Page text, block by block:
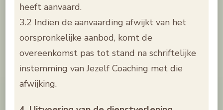
heeft aanvaard.
3.2 Indien de aanvaarding afwijkt van het
oorspronkelijke aanbod, komt de
overeenkomst pas tot stand na schriftelijke
instemming van Jezelf Coaching met die
afwijking.